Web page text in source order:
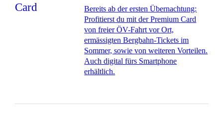
Bereits ab der ersten Übernachtung:
Profitierst du mit der Premium Card
von freier ÖV-Fahrt vor Ort,
ermässigten Bergbahn-Tickets im
Sommer, sowie von weiteren Vorteilen.
Auch digital fürs Smartphone
erhältlich.